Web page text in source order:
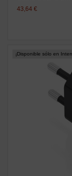
43,64 €
¡Disponible sólo en